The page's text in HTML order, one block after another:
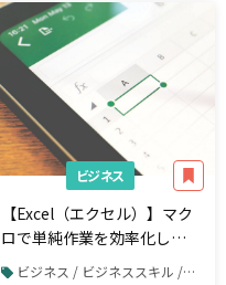
ビジネス
【Excel（エクセル）】マク
ロで単純作業を効率化しよ
う ビジネス / ビジネススキル / Excel